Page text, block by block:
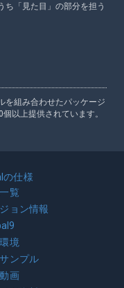
ち「見た目」の部分を担う
を組み合わせたパッケージ
以上提供されています。
の仕様
覧
ョン情報
境
ンプル
画